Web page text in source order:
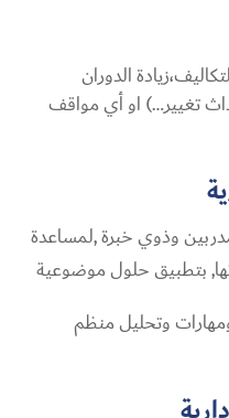
الدوران
تغيير…) او أي مواقف
وذوي خبرة ,لمساعدة
بتطبيق حلول موضوعية
وتحليل منظم